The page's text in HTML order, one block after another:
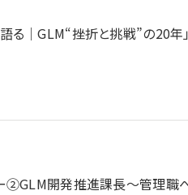
る｜GLM“挫折と挑戦”の20年
②GLM開発推進課長～管理職